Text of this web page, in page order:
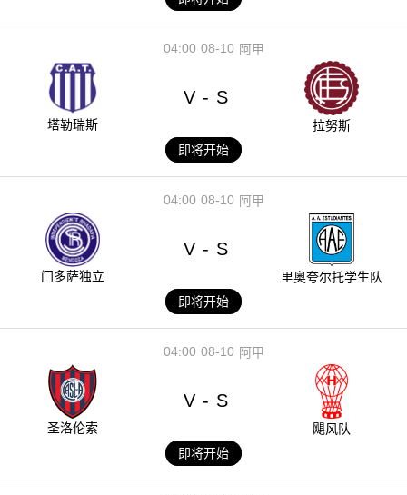
08-10
04:00 阿甲
塔勒瑞斯
V - S
拉努斯
即将开始
08-10
04:00 阿甲
门多萨独立
V - S
里奥夸尔托学生队
即将开始
08-10
04:00 阿甲
圣洛伦索
V - S
飓风队
即将开始